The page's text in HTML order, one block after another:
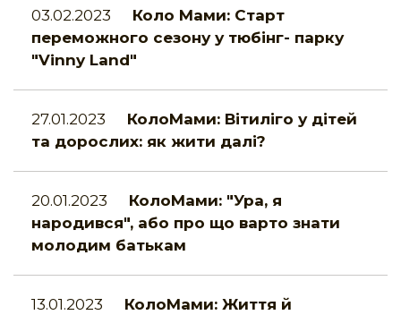
03.02.2023
Коло Мами: Старт
переможного сезону у тюбінг- парку
"Vinny Land"
27.01.2023
КолоМами: Вітиліго у дітей
та дорослих: як жити далі?
20.01.2023
КолоМами: "Ура, я
народився", або про що варто знати
молодим батькам
13.01.2023
КолоМами: Життя й